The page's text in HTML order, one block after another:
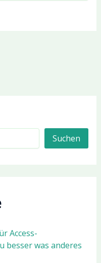
Suchen
Access-
besser was anderes